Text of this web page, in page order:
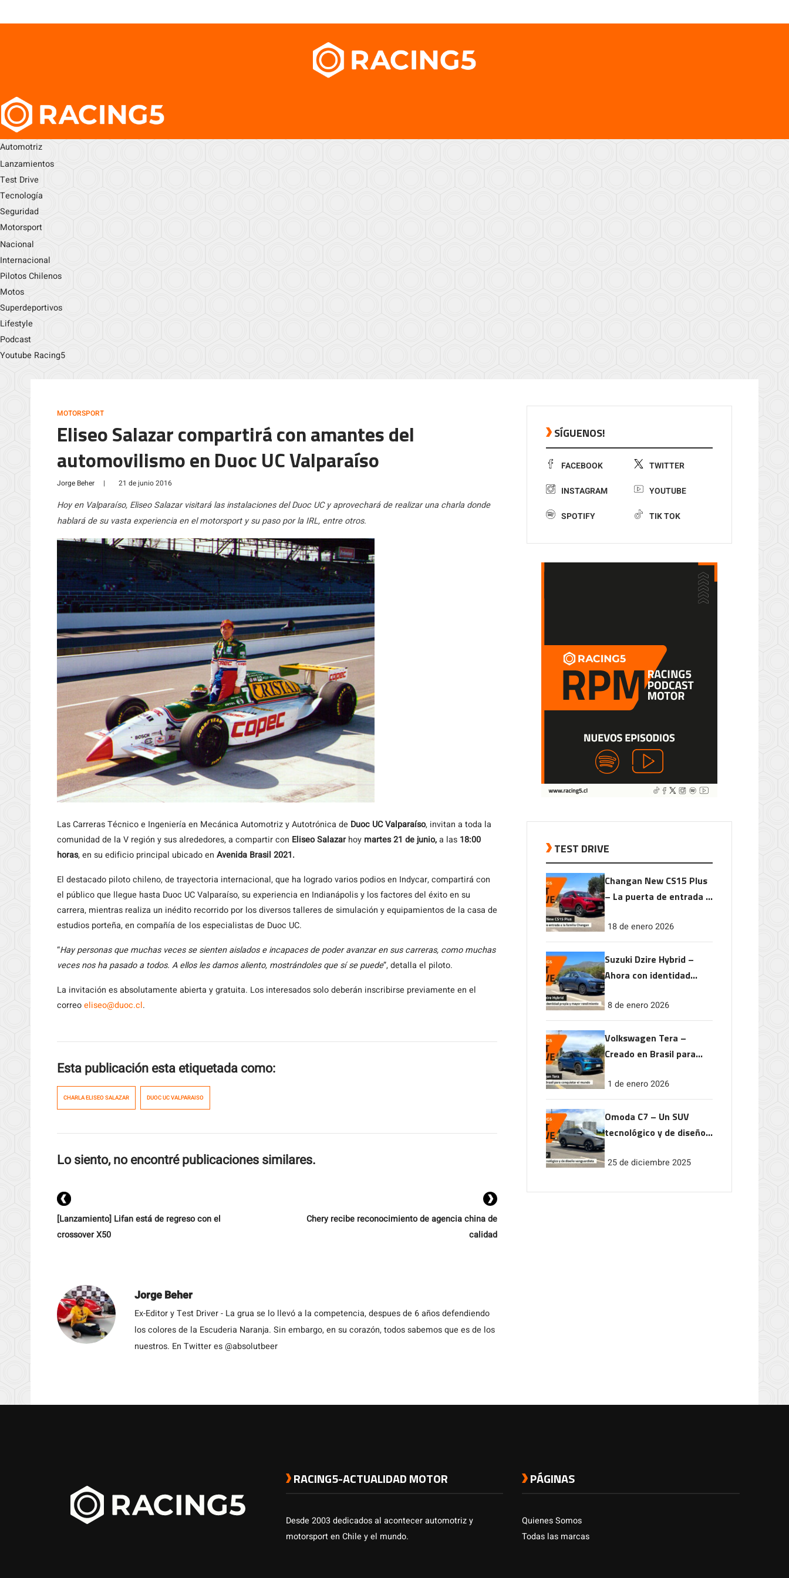
Automotriz
Lanzamientos
Test Drive
Tecnología
Seguridad
Motorsport
Nacional
Internacional
Pilotos Chilenos
Motos
Superdeportivos
Lifestyle
Podcast
Youtube Racing5
MOTORSPORT
Eliseo Salazar compartirá con amantes del
automovilismo en Duoc UC Valparaíso
Jorge Beher | 21 de junio 2016
Hoy en Valparaíso, Eliseo Salazar visitará las instalaciones del Duoc UC y aprovechará de realizar una charla donde
hablará de su vasta experiencia en el motorsport y su paso por la IRL, entre otros.
LasCarreras Técnico e Ingeniería en Mecánica Automotriz y Autotrónica de Duoc UC Valparaíso, invitan a toda la
comunidad de la V región y sus alrededores, a compartir con Eliseo Salazarhoy martes 21 de junio,a las 18:00
horas, en su edificio principal ubicado en Avenida Brasil 2021.
El destacado piloto chileno, de trayectoria internacional, que ha logrado varios podios en Indycar, compartirá con
el público que llegue hasta Duoc UC Valparaíso, su experiencia en Indianápolis y los factores del éxito en su
carrera, mientras realiza un inédito recorrido por los diversos talleres de simulación y equipamientos de la casa de
estudios porteña, en compañía de los especialistas de Duoc UC.
“Hay personas que muchas veces se sienten aislados e incapaces de poder avanzar en sus carreras, como muchas
veces nos ha pasado a todos. A ellos les damos aliento, mostrándoles que sí se puede”, detalla el piloto.
La invitación es absolutamente abierta y gratuita. Los interesados solo deberán inscribirse previamente en el
correoeliseo@duoc.cl.
Esta publicación esta etiquetada como:
CHARLA ELISEO SALAZAR DUOC UC VALPARAISO
Lo siento, no encontré publicaciones similares.
[Lanzamiento] Lifan está de regreso con el
crossover X50
Chery recibe reconocimiento de agencia china de
calidad
Jorge Beher
Ex-Editor y Test Driver - La grua se lo llevó a la competencia, despues de 6 años defendiendo
los colores de la Escuderia Naranja. Sin embargo, en su corazón, todos sabemos que es de los
nuestros. En Twitter es @absolutbeer
SÍGUENOS!
FACEBOOK TWITTER
INSTAGRAM YOUTUBE
SPOTIFY TIK TOK
TEST DRIVE
Changan New CS15 Plus
– La puerta de entrada a
18 de enero 2026
Suzuki Dzire Hybrid –
Ahora con identidad
rendimiento
8 de enero 2026
Volkswagen Tera –
Creado en Brasil para
1 de enero 2026
Omoda C7 – Un SUV
tecnológico y de diseño
25 de diciembre 2025
RACING5-ACTUALIDAD MOTOR
Desde 2003 dedicados al acontecer automotriz y
motorsport en Chile y el mundo.
PÁGINAS
Quienes Somos
Todas las marcas